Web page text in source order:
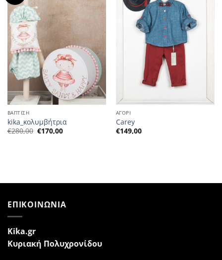
ΒΑΠΤΙΣΗ
kika_κολυμβήτρια
€280,00 Η
αρχική
€170,00Η
τρέχουσα
ΑΓΟΡΙ
Carey
€149,00
ΕΠΙΚΟΙΝΩΝΙΑ
Kika.gr
Κυριακή Πολυχρονίδου